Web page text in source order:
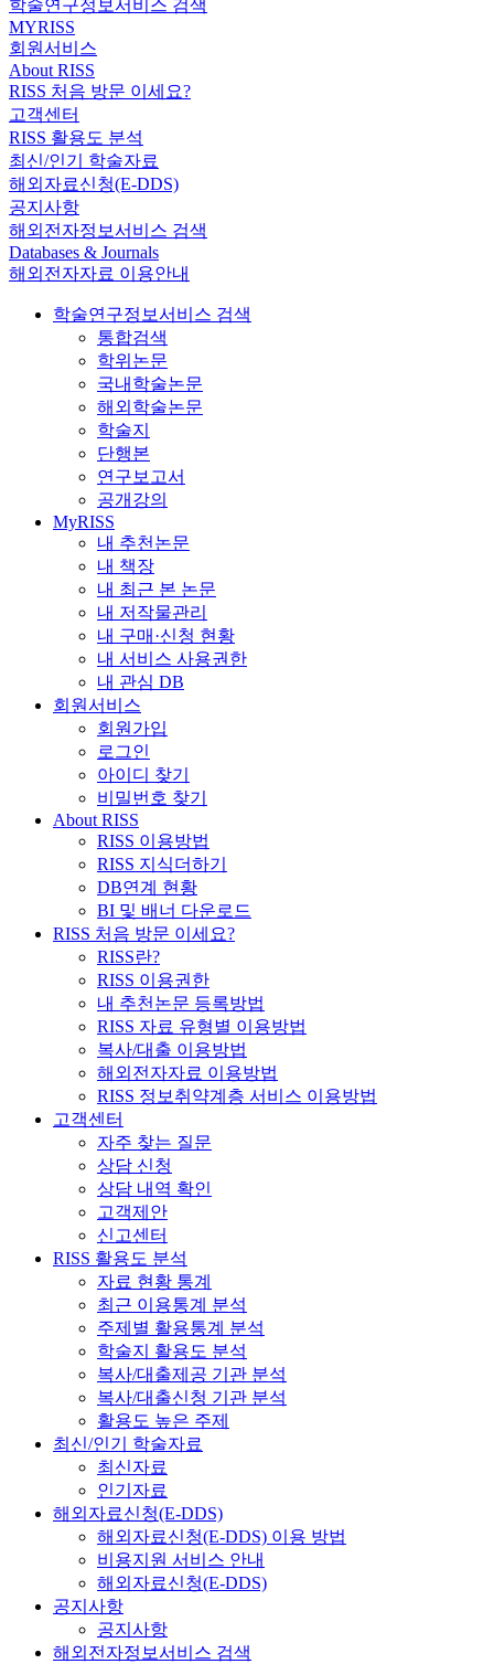
학술연구정보서비스 검색
MYRISS
회원서비스
About RISS
RISS 처음 방문 이세요?
고객센터
RISS 활용도 분석
최신/인기 학술자료
해외자료신청(E-DDS)
공지사항
해외전자정보서비스 검색
Databases & Journals
해외전자자료 이용안내
학술연구정보서비스 검색
통합검색
학위논문
국내학술논문
해외학술논문
학술지
단행본
연구보고서
공개강의
MyRISS
내 추천논문
내 책장
내 최근 본 논문
내 저작물관리
내 구매·신청 현황
내 서비스 사용권한
내 관심 DB
회원서비스
회원가입
로그인
아이디 찾기
비밀번호 찾기
About RISS
RISS 이용방법
RISS 지식더하기
DB연계 현황
BI 및 배너 다운로드
RISS 처음 방문 이세요?
RISS란?
RISS 이용권한
내 추천논문 등록방법
RISS 자료 유형별 이용방법
복사/대출 이용방법
해외전자자료 이용방법
RISS 정보취약계층 서비스 이용방법
고객센터
자주 찾는 질문
상담 신청
상담 내역 확인
고객제안
신고센터
RISS 활용도 분석
자료 현황 통계
최근 이용통계 분석
주제별 활용통계 분석
학술지 활용도 분석
복사/대출제공 기관 분석
복사/대출신청 기관 분석
활용도 높은 주제
최신/인기 학술자료
최신자료
인기자료
해외자료신청(E-DDS)
해외자료신청(E-DDS) 이용 방법
비용지원 서비스 안내
해외자료신청(E-DDS)
공지사항
공지사항
해외전자정보서비스 검색